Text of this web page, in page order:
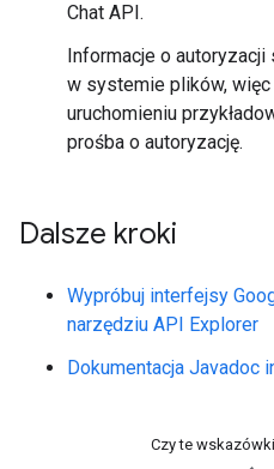
Chat API.
Informacje o
w systemie plików,
uruchomieniu
prośba o autoryzację.
Dalsze kroki
Wypróbuj interfejsy
narzędziu API Explorer
Dokumentacja Javadoc
Czy te